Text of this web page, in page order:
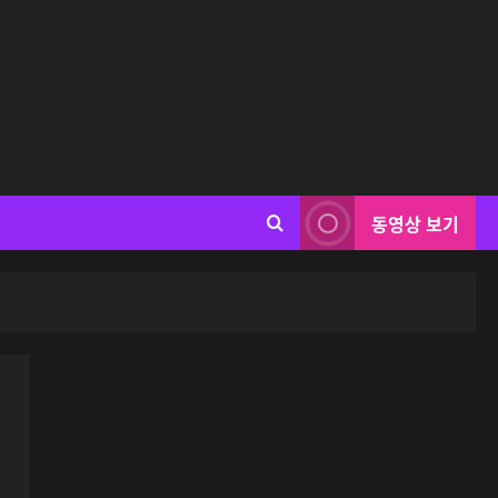
동영상 보기